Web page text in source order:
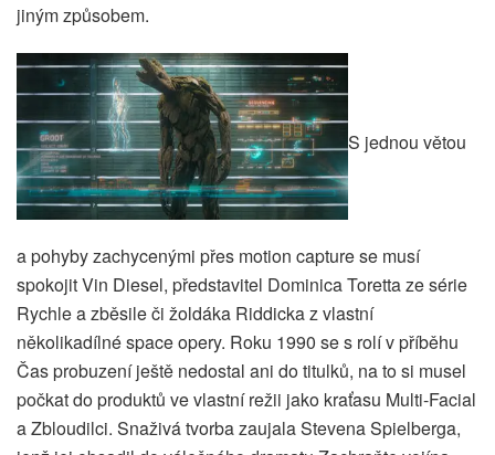
jiným způsobem.
S jednou větou
a pohyby zachycenými přes motion capture se musí
spokojit Vin Diesel, představitel Dominica Toretta ze série
Rychle a zběsile či žoldáka Riddicka z vlastní
několikadílné space opery. Roku 1990 se s rolí v příběhu
Čas probuzení ještě nedostal ani do titulků, na to si musel
počkat do produktů ve vlastní režii jako kraťasu Multi-Facial
a Zbloudilci. Snaživá tvorba zaujala Stevena Spielberga,